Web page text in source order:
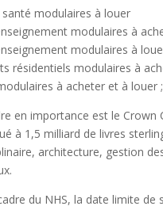
modulaires à louer
modulaires à
modulaires à
résidentiels modulaires à
à acheter et à
en importance est le Crown
à 1,5 milliard de livres
architecture, gestion
du NHS, la date limite